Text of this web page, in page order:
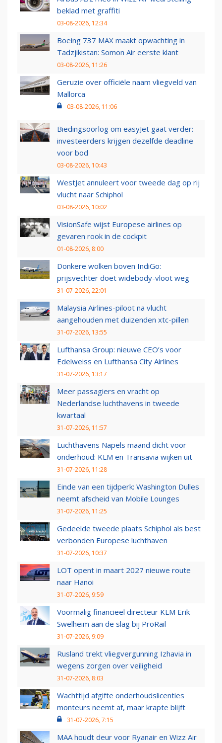
beklad met graffiti
03-08-2026, 12:34
Boeing 737 MAX maakt opwachting in
Tadzjikistan: Somon Air eerste klant
03-08-2026, 11:26
Geruzie over officiële naam vliegveld van
Mallorca
03-08-2026, 11:06
Biedingsoorlog om easyJet gaat verder:
investeerders krijgen dezelfde deadline
voor bod
03-08-2026, 10:43
WestJet annuleert voor tweede dag op rij
vlucht naar Schiphol
03-08-2026, 10:02
VisionSafe wijst Europese airlines op
gevaren rook in de cockpit
01-08-2026, 8:00
Donkere wolken boven IndiGo:
prijsvechter doet widebody-vloot weg
31-07-2026, 22:01
Malaysia Airlines-piloot na vlucht
aangehouden met duizenden xtc-pillen
31-07-2026, 13:55
Lufthansa Group: nieuwe CEO’s voor
Edelweiss en Lufthansa City Airlines
31-07-2026, 13:17
Meer passagiers en vracht op
Nederlandse luchthavens in tweede
kwartaal
31-07-2026, 11:57
Luchthavens Napels maand dicht voor
onderhoud: KLM en Transavia wijken uit
31-07-2026, 11:28
Einde van een tijdperk: Washington Dulles
neemt afscheid van Mobile Lounges
31-07-2026, 11:25
Gedeelde tweede plaats Schiphol als best
verbonden Europese luchthaven
31-07-2026, 10:37
LOT opent in maart 2027 nieuwe route
naar Hanoi
31-07-2026, 9:59
Voormalig financieel directeur KLM Erik
Swelheim aan de slag bij ProRail
31-07-2026, 9:09
Rusland trekt vliegvergunning Izhavia in
wegens zorgen over veiligheid
31-07-2026, 8:03
Wachttijd afgifte onderhoudslicenties
monteurs neemt af, maar krapte blijft
31-07-2026, 7:15
MAA houdt deur voor Ryanair en Wizz Air